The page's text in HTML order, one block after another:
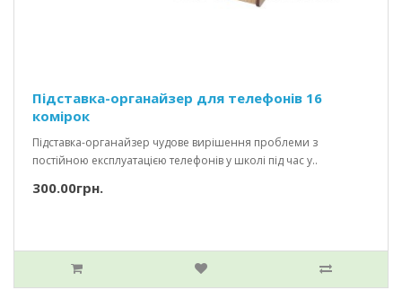
Підставка-органайзер для телефонів 16
комірок
Підставка-органайзер чудове вирішення проблеми з
постійною експлуатацією телефонів у школі під час у..
300.00грн.